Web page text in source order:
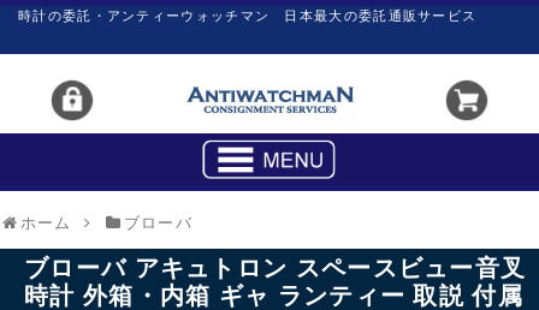
時計の委託・アンティーウォッチマン 日本最大の委託通販サービス
ホーム ブローバ
ブローバ アキュトロン スペースビュー音叉
時計 外箱・内箱 ギャ ランティー 取説 付属